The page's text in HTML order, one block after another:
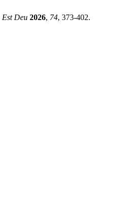
Est Deu 2026, 74, 373-402.